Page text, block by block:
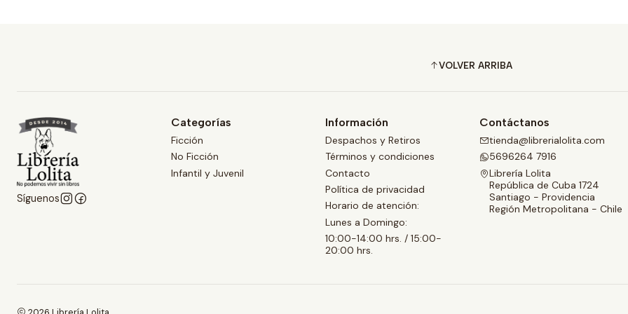
VOLVER ARRIBA
Síguenos
Categorías
Ficción
No Ficción
Infantil y Juvenil
Información
Despachos y Retiros
Términos y condiciones
Contacto
Política de privacidad
Horario de atención:
Lunes a Domingo:
10:00-14:00 hrs. / 15:00-
20:00 hrs.
Contáctanos
tienda@librerialolita.com
5696264 7916
Librería Lolita
República de Cuba 1724
Santiago - Providencia
Región Metropolitana - Chile